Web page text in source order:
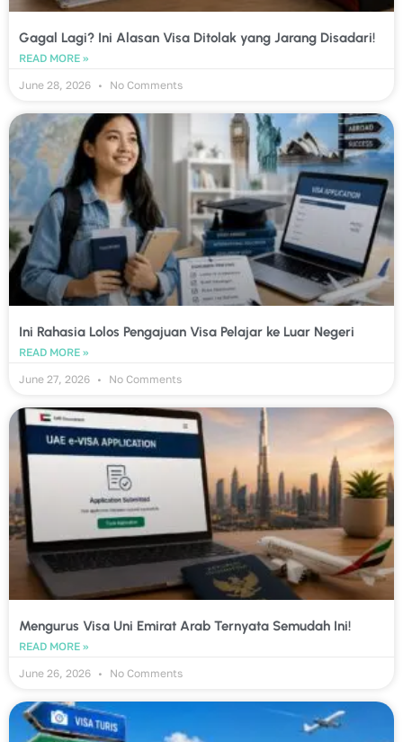
Gagal Lagi? Ini Alasan Visa Ditolak yang Jarang Disadari!
READ MORE »
June 28, 2026
No Comments
Ini Rahasia Lolos Pengajuan Visa Pelajar ke Luar Negeri
READ MORE »
June 27, 2026
No Comments
Mengurus Visa Uni Emirat Arab Ternyata Semudah Ini!
READ MORE »
June 26, 2026
No Comments